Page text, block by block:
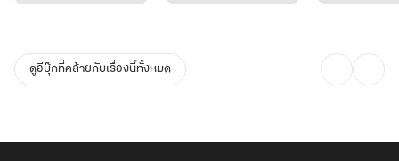
ดูอีบุ๊กที่คล้ายกับเรื่องนี้ทั้งหมด